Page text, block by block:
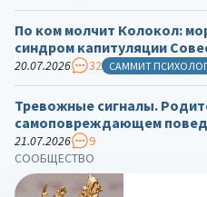
СООБЩЕСТВО
По ком молчит Колокол:
синдром капитуляции
20.07.2026 32 САММИТ
Тревожные сигналы.
самоповреждающем
21.07.2026 9